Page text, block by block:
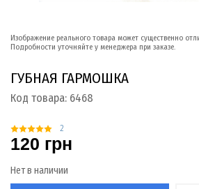
Изображение реального товара может существенно
Подробности уточняйте у менеджера при заказе.
ГУБНАЯ ГАРМОШКА
Код товара: 6468
2
120 грн
Нет в наличии